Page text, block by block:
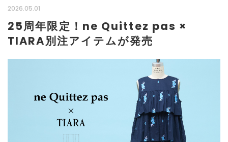
2026.05.01
25周年限定！ne Quittez pas ×
TIARA別注アイテムが発売